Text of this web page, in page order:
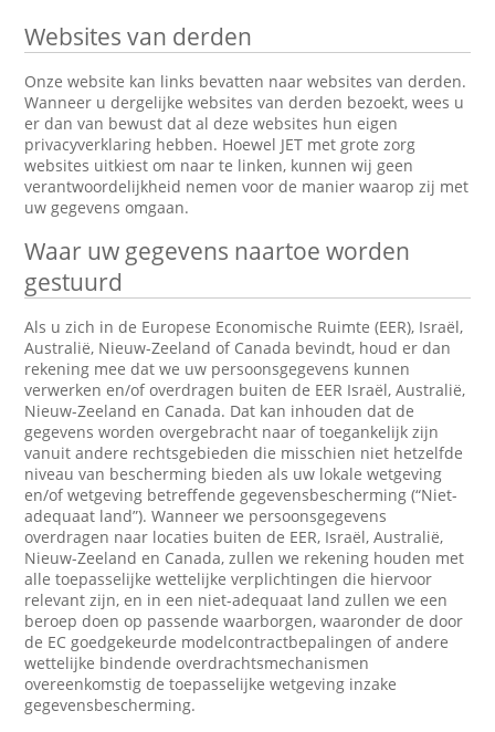
Websites van derden
Onze website kan links bevatten naar websites van derden.
Wanneer u dergelijke websites van derden bezoekt, wees u
er dan van bewust dat al deze websites hun eigen
privacyverklaring hebben. Hoewel JET met grote zorg
websites uitkiest om naar te linken, kunnen wij geen
verantwoordelijkheid nemen voor de manier waarop zij met
uw gegevens omgaan.
Waar uw gegevens naartoe worden
gestuurd
Als u zich in de Europese Economische Ruimte (EER), Israël,
Australië, Nieuw-Zeeland of Canada bevindt, houd er dan
rekening mee dat we uw persoonsgegevens kunnen
verwerken en/of overdragen buiten de EER Israël, Australië,
Nieuw-Zeeland en Canada. Dat kan inhouden dat de
gegevens worden overgebracht naar of toegankelijk zijn
vanuit andere rechtsgebieden die misschien niet hetzelfde
niveau van bescherming bieden als uw lokale wetgeving
en/of wetgeving betreffende gegevensbescherming (“Niet-
adequaat land”). Wanneer we persoonsgegevens
overdragen naar locaties buiten de EER, Israël, Australië,
Nieuw-Zeeland en Canada, zullen we rekening houden met
alle toepasselijke wettelijke verplichtingen die hiervoor
relevant zijn, en in een niet-adequaat land zullen we een
beroep doen op passende waarborgen, waaronder de door
de EC goedgekeurde modelcontractbepalingen of andere
wettelijke bindende overdrachtsmechanismen
overeenkomstig de toepasselijke wetgeving inzake
gegevensbescherming.